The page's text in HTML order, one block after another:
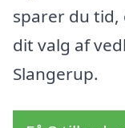
sparer du tid,
dit valg af
Slangerup.